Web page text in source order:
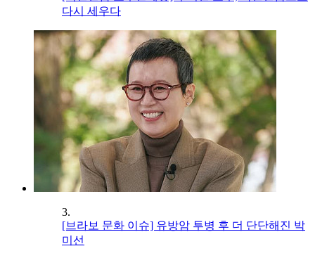
다시 세우다
3.
[브라보 문화 이슈] 유방암 투병 후 더 단단해진 박
미선